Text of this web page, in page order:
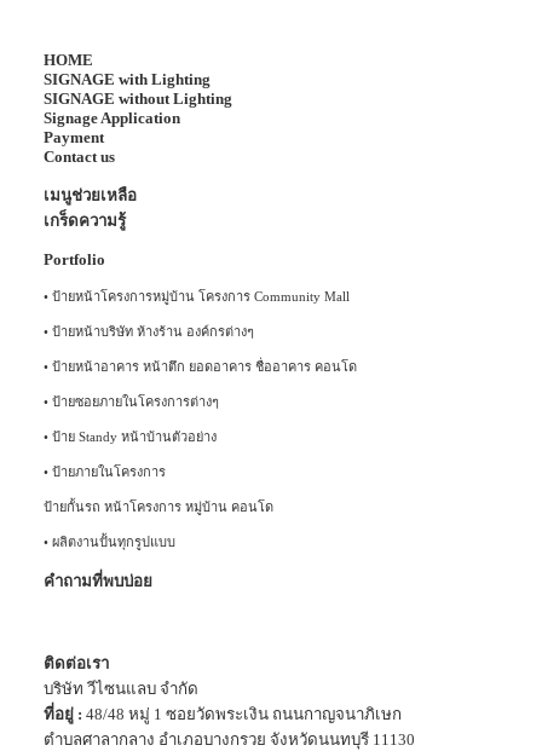
HOME
SIGNAGE with Lighting
SIGNAGE without Lighting
Signage Application
Payment
Contact us
เมนูช่วยเหลือ
เกร็ดความรู้
Portfolio
• ป้ายหน้าโครงการหมู่บ้าน โครงการ Community Mall
• ป้ายหน้าบริษัท ห้างร้าน องค์กรต่างๆ
• ป้ายหน้าอาคาร หน้าตึก ยอดอาคาร ชื่ออาคาร คอนโด
• ป้ายซอยภายในโครงการต่างๆ
• ป้าย Standy หน้าบ้านตัวอย่าง
• ป้ายภายในโครงการ
ป้ายกั้นรถ หน้าโครงการ หมู่บ้าน คอนโด
• ผลิตงานปั้นทุกรูปแบบ
คำถามที่พบบ่อย
ติดต่อเรา
บริษัท วีไซนแลบ จำกัด
ที่อยู่ : 48/48 หมู่ 1 ซอยวัดพระเงิน ถนนกาญจนาภิเษก
ตำบลศาลากลาง อำเภอบางกรวย จังหวัดนนทบุรี 11130